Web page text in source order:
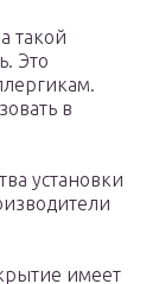
такой
Это
в
установки
имеет